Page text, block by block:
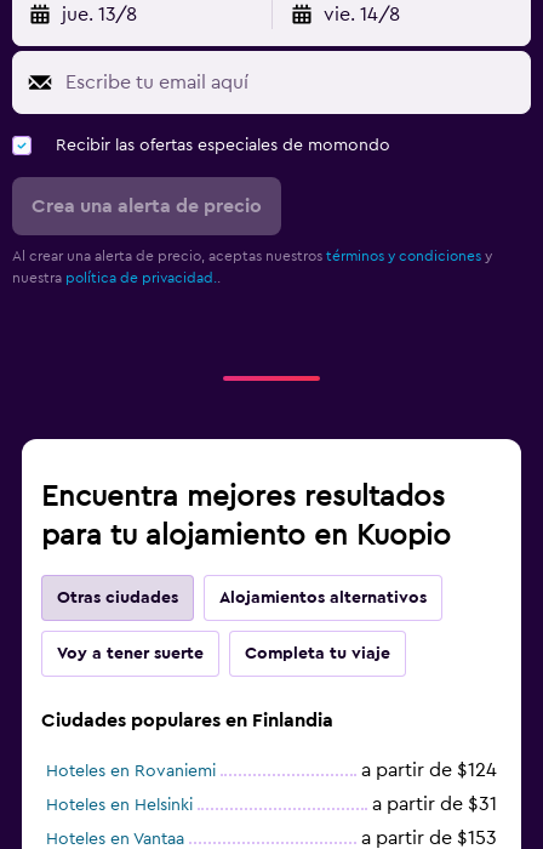
jue. 13/8 vie. 14/8
Recibir las ofertas especiales de momondo
Crea una alerta de precio
Al crear una alerta de precio, aceptas nuestros términos y condiciones y
nuestra política de privacidad.
Encuentra mejores resultados
para tu alojamiento en Kuopio
Otras ciudades Alojamientos alternativos
Voy a tener suerte Completa tu viaje
Ciudades populares en Finlandia
Hoteles en Rovaniemi a partir de $124
Hoteles en Helsinki a partir de $31
Hoteles en Vantaa a partir de $153